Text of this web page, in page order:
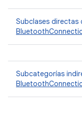
Subclases directas
Subcategorías